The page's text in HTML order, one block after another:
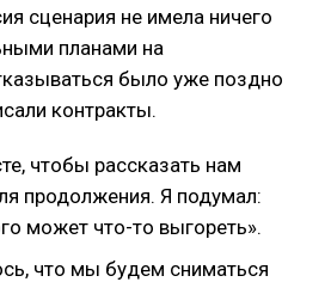
сценария не имела ничего
планами на
было уже поздно
контракты.
чтобы рассказать нам
продолжения. Я подумал:
может что-то выгореть».
что мы будем сниматься